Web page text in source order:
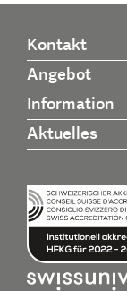
Kontakt
Angebot
Information
Aktuelles